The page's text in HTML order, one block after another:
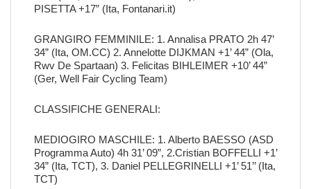
PISETTA +17” (Ita, Fontanari.it)
GRANGIRO FEMMINILE: 1. Annalisa PRATO 2h 47’
34” (Ita, OM.CC) 2. Annelotte DIJKMAN +1’ 44” (Ola,
Rwv De Spartaan) 3. Felicitas BIHLEIMER +10’ 44”
(Ger, Well Fair Cycling Team)
CLASSIFICHE GENERALI:
MEDIOGIRO MASCHILE: 1. Alberto BAESSO (ASD
Programma Auto) 4h 31’ 09”, 2.Cristian BOFFELLI +1’
34” (Ita, TCT), 3. Daniel PELLEGRINELLI +1’ 51’’ (Ita,
TCT)